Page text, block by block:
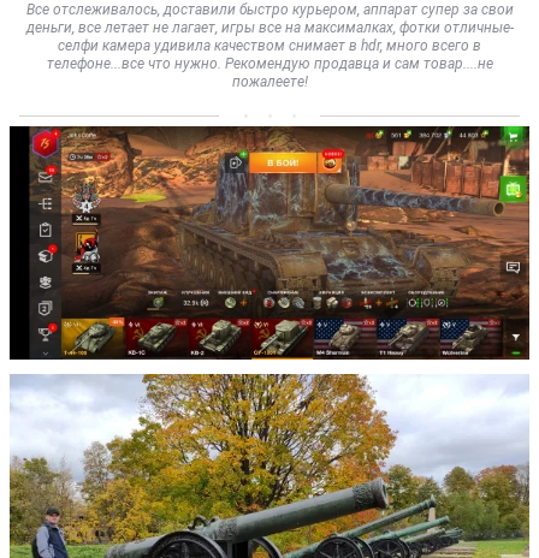
Все отслеживалось, доставили быстро курьером, аппарат супер за свои
деньги, все летает не лагает, игры все на максималках, фотки отличные-
селфи камера удивила качеством снимает в hdr, много всего в
телефоне...все что нужно. Рекомендую продавца и сам товар....не
пожалеете!